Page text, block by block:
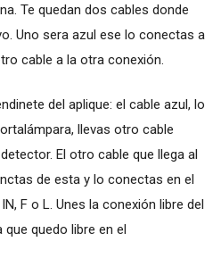
Te quedan dos cables donde
Uno sera azul ese lo conectas a
cable a la otra conexión.
del aplique: el cable azul, lo
llevas otro cable
El otro cable que llega al
de esta y lo conectas en el
F o L. Unes la conexión libre del
quedo libre en el